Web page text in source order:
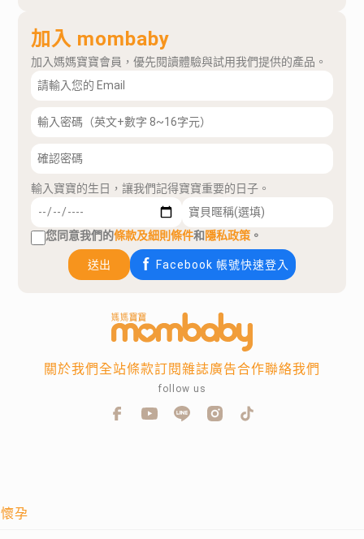
加入 mombaby
加入媽媽寶寶會員，優先閱讀體驗與試用我們提供的產品。
輸入寶寶的生日，讓我們記得寶寶重要的日子。
您同意我們的條款及細則條件和隱私政策 。
送出 Facebook 帳號快速登入
懷孕
關於我們全站條款訂閱雜誌廣告合作聯絡我們
follow us